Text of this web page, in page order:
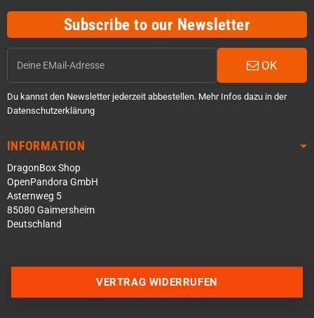
Subscribe to our Newsletter
OK
Du kannst den Newsletter jederzeit abbestellen. Mehr Infos dazu in der
Datenschutzerklärung
INFORMATION
DragonBox Shop
OpenPandora GmbH
Asternweg 5
85080 Gaimersheim
Deutschland
VERTRAG WIDERRUFEN